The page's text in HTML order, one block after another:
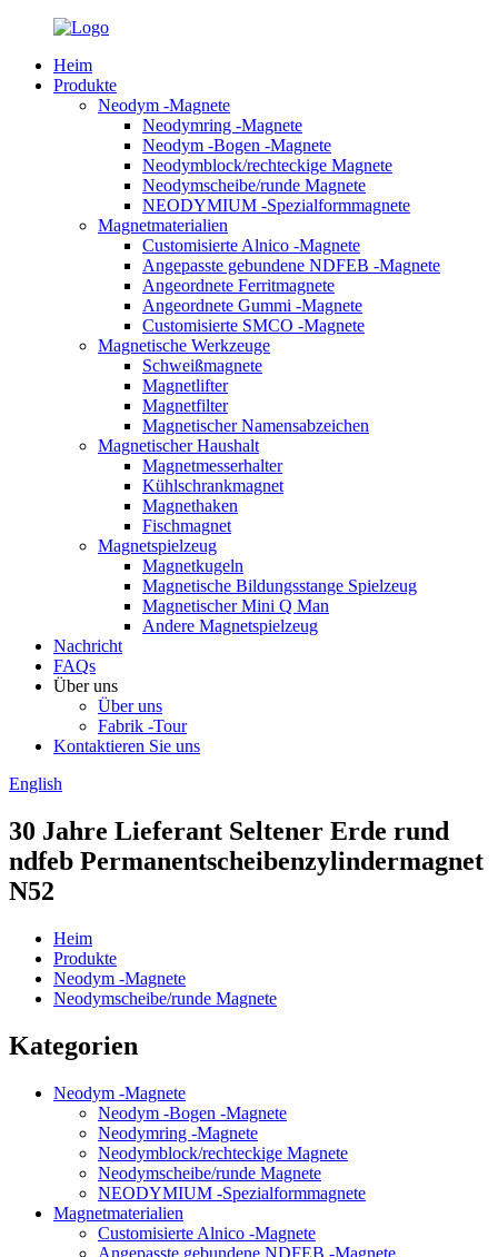
Heim
Produkte
Neodym -Magnete
Neodymring -Magnete
Neodym -Bogen -Magnete
Neodymblock/rechteckige Magnete
Neodymscheibe/runde Magnete
NEODYMIUM -Spezialformmagnete
Magnetmaterialien
Customisierte Alnico -Magnete
Angepasste gebundene NDFEB -Magnete
Angeordnete Ferritmagnete
Angeordnete Gummi -Magnete
Customisierte SMCO -Magnete
Magnetische Werkzeuge
Schweißmagnete
Magnetlifter
Magnetfilter
Magnetischer Namensabzeichen
Magnetischer Haushalt
Magnetmesserhalter
Kühlschrankmagnet
Magnethaken
Fischmagnet
Magnetspielzeug
Magnetkugeln
Magnetische Bildungsstange Spielzeug
Magnetischer Mini Q Man
Andere Magnetspielzeug
Nachricht
FAQs
Über uns
Über uns
Fabrik -Tour
Kontaktieren Sie uns
English
30 Jahre Lieferant Seltener Erde rund
ndfeb Permanentscheibenzylindermagnet
N52
Heim
Produkte
Neodym -Magnete
Neodymscheibe/runde Magnete
Kategorien
Neodym -Magnete
Neodym -Bogen -Magnete
Neodymring -Magnete
Neodymblock/rechteckige Magnete
Neodymscheibe/runde Magnete
NEODYMIUM -Spezialformmagnete
Magnetmaterialien
Customisierte Alnico -Magnete
Angepasste gebundene NDFEB -Magnete